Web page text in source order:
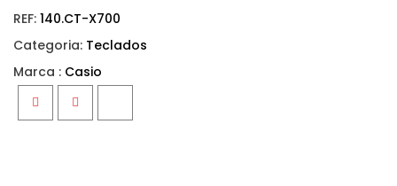
REF: 140.CT-X700
Categoria: Teclados
Marca : Casio
FacebookTwitterGoogle+